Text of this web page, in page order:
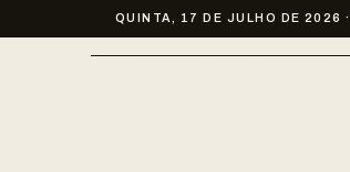
QUINTA, 17 DE JULHO DE 2026